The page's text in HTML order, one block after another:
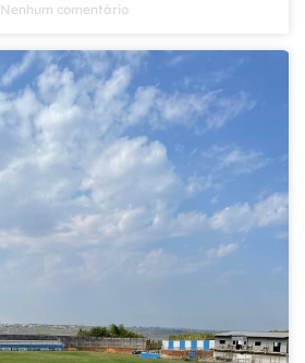
Nenhum comentário